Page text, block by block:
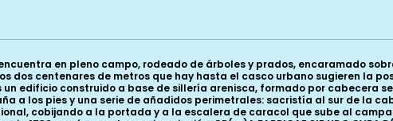
se encuentra en pleno campo, rodeado de árboles y prados, encaramado
dos centenares de metros que hay hasta el casco urbano sugieren la
un edificio construido a base de sillería arenisca, formado por cabecera
a los pies y una serie de añadidos perimetrales: sacristía al sur de la
cobijando a la portada y a la escalera de caracol que sube al